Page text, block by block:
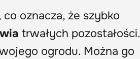
oznacza, że szybko
trwałych pozostałości.
ogrodu. Można go